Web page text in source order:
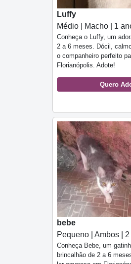
Luffy
Médio | Macho | 1
Conheça o Luffy, um
2 a 6 meses. Dócil,
o companheiro perfeito
Florianópolis. Adote!
Quero
bebe
Pequeno | Ambos |
Conheça Bebe, um
brincalhão de 2 a 6